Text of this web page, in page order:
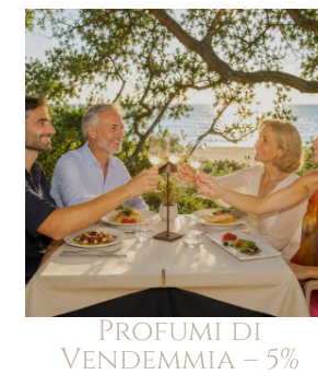
La
Profumi di
Vendemmia – 5%